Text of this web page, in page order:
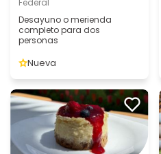
Federal
Desayuno o merienda
completo para dos
personas
Nueva